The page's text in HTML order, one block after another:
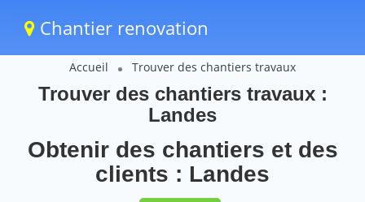
Chantier renovation
Accueil Trouver des chantiers travaux
Trouver des chantiers travaux :
Landes
Obtenir des chantiers et des
clients : Landes